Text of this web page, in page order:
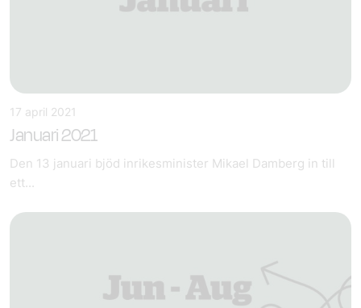
17 april 2021
Januari 2021
Den 13 januari bjöd inrikesminister Mikael Damberg in till
ett...